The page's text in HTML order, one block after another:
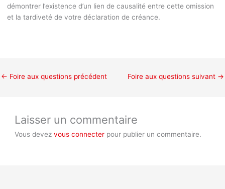
démontrer l’existence d’un lien de causalité entre cette omission
et la tardiveté de votre déclaration de créance.
← Foire aux questions précédent Foire aux questions suivant →
Laisser un commentaire
Vous devezvous connecter pour publier un commentaire.